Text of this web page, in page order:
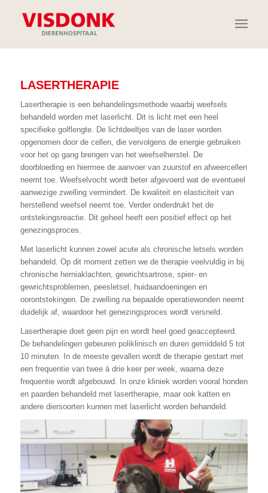
LASERTHERAPIE
Lasertherapie is een behandelingsmethode waarbij weefsels
behandeld worden met laserlicht. Dit is licht met een heel
specifieke golflengte. De lichtdeeltjes van de laser worden
opgenomen door de cellen, die vervolgens de energiegebruiken
voor het op gang brengen van het weefselherstel. De
doorbloeding en hiermee de aanvoer van zuurstof en afweercellen
neemt toe. Weefselvocht wordt beter afgevoerd wat de eventueel
aanwezige zwelling vermindert. De kwaliteit en elasticiteit van
herstellend weefsel neemt toe. Verder onderdrukt het de
ontstekingsreactie. Dit geheel heeft een positief effect op het
genezingsproces.
Met laserlicht kunnen zowel acute als chronische letsels worden
behandeld. Op dit moment zetten we de therapie veelvuldig in bij
chronische herniaklachten, gewrichtsartrose, spier- en
gewrichtsproblemen, peesletsel, huidaandoeningen en
oorontstekingen. De zwelling na bepaalde operatiewonden neemt
duidelijk af, waardoor het genezingsproces wordt versneld.
Lasertherapie doet geen pijn en wordt heel goed geaccepteerd.
De behandelingen gebeuren poliklinisch en duren gemiddeld 5 tot
10 minuten. In de meeste gevallen wordt de therapie gestart met
een frequentie van twee à drie keer per week, waarna deze
frequentie wordt afgebouwd. In onze kliniek worden vooral honden
en paarden behandeld met lasertherapie, maar ook katten en
andere diersoorten kunnen met laserlicht worden behandeld.